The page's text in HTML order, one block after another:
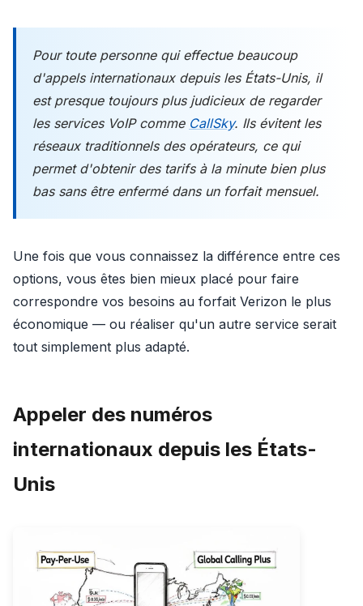
Pour toute personne qui effectue beaucoup
d'appels internationaux depuis les États-Unis, il
est presque toujours plus judicieux de regarder
les services VoIP comme CallSky. Ils évitent les
réseaux traditionnels des opérateurs, ce qui
permet d'obtenir des tarifs à la minute bien plus
bas sans être enfermé dans un forfait mensuel.
Une fois que vous connaissez la différence entre ces
options, vous êtes bien mieux placé pour faire
correspondre vos besoins au forfait Verizon le plus
économique — ou réaliser qu'un autre service serait
tout simplement plus adapté.
Appeler des numéros
internationaux depuis les États-
Unis